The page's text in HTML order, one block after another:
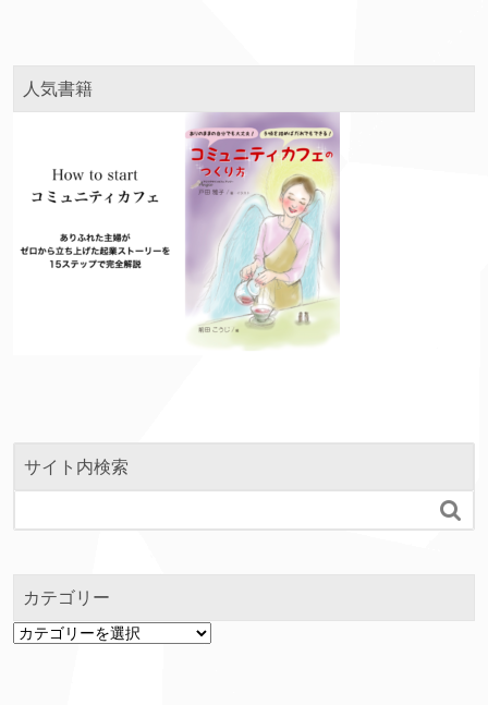
人気書籍
サイト内検索

カテゴリー
カ